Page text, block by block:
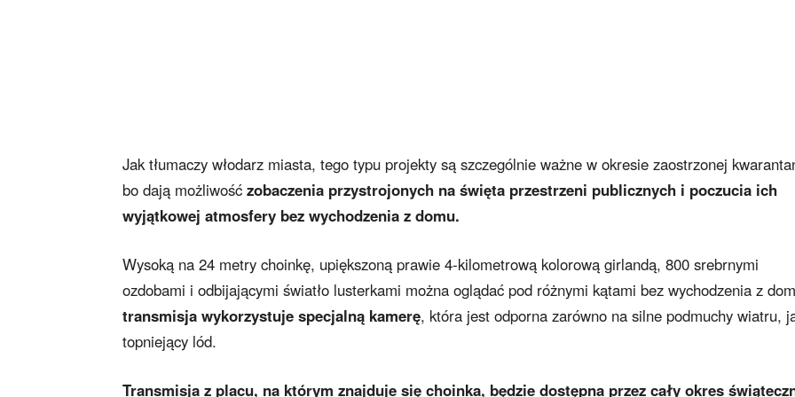
Jak tłumaczy włodarz miasta, tego typu projekty są szczególnie ważne w okresie zaostrzonej
bo dają możliwość zobaczenia przystrojonych na święta przestrzeni publicznych i poczucia ich
wyjątkowej atmosfery bez wychodzenia z domu.
Wysoką na 24 metry choinkę, upiększoną prawie 4-kilometrową kolorową girlandą, 800 srebrnymi
ozdobami i odbijającymi światło lusterkami można oglądać pod różnymi kątami bez wychodzenia z
transmisja wykorzystuje specjalną kamerę, która jest odporna zarówno na silne podmuchy wiatru,
topniejący lód.
Transmisja z placu, na którym znajduje się choinka, będzie dostępna przez cały okres